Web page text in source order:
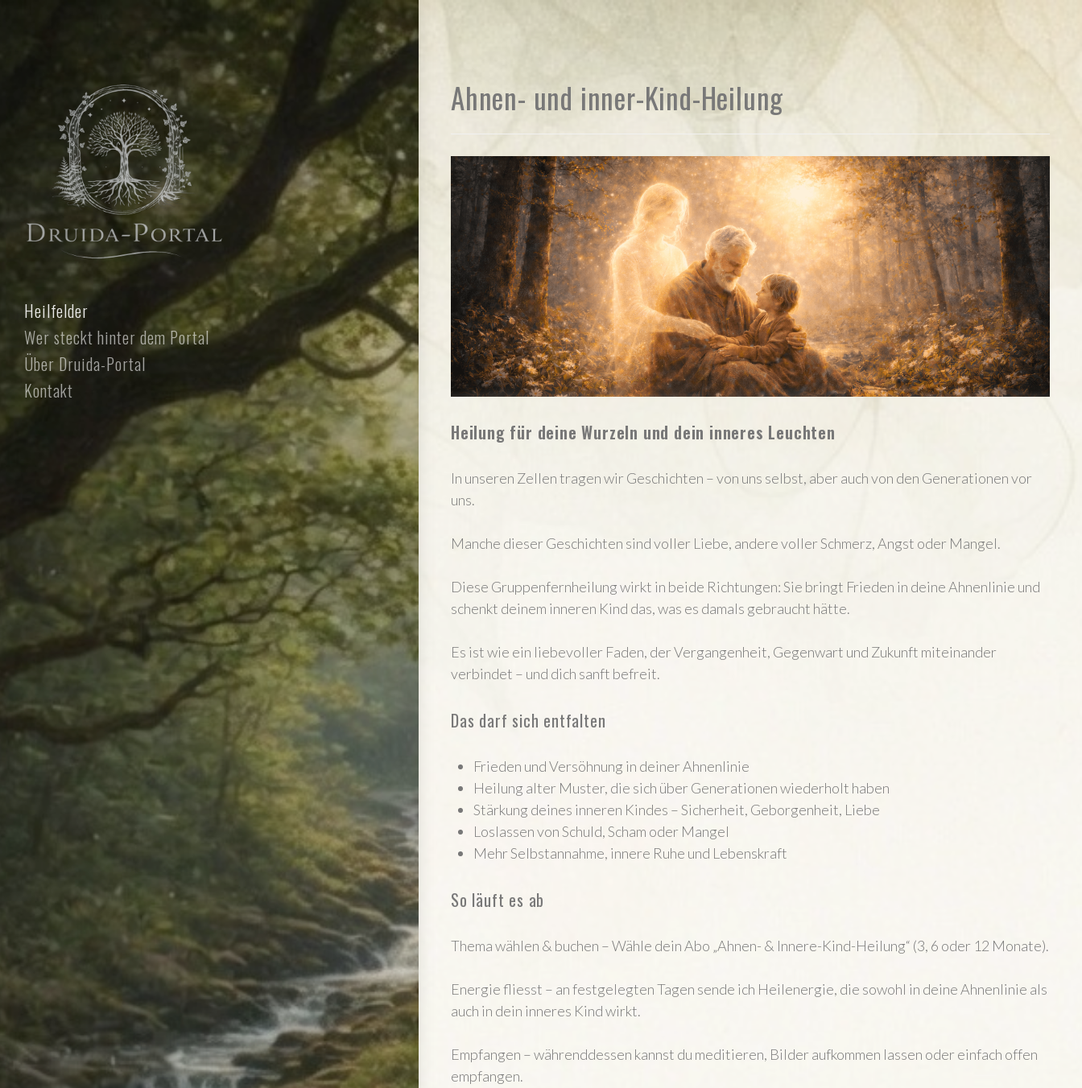
Heilfelder
Wer steckt hinter dem Portal
Über Druida-Portal
Kontakt
Ahnen- und inner-Kind-Heilung
Heilung für deine Wurzeln und dein inneres Leuchten
In unseren Zellen tragen wir Geschichten – von uns selbst, aber auch von den Generationen vor
uns.
Manche dieser Geschichten sind voller Liebe, andere voller Schmerz, Angst oder Mangel.
Diese Gruppenfernheilung wirkt in beide Richtungen: Sie bringt Frieden in deine Ahnenlinie und
schenkt deinem inneren Kind das, was es damals gebraucht hätte.
Es ist wie ein liebevoller Faden, der Vergangenheit, Gegenwart und Zukunft miteinander
verbindet – und dich sanft befreit.
Das darf sich entfalten
Frieden und Versöhnung in deiner Ahnenlinie
Heilung alter Muster, die sich über Generationen wiederholt haben
Stärkung deines inneren Kindes – Sicherheit, Geborgenheit, Liebe
Loslassen von Schuld, Scham oder Mangel
Mehr Selbstannahme, innere Ruhe und Lebenskraft
So läuft es ab
Thema wählen & buchen – Wähle dein Abo „Ahnen- & Innere-Kind-Heilung“ (3, 6 oder 12 Monate).
Energie fliesst – an festgelegten Tagen sende ich Heilenergie, die sowohl in deine Ahnenlinie als
auch in dein inneres Kind wirkt.
Empfangen – währenddessen kannst du meditieren, Bilder aufkommen lassen oder einfach offen
empfangen.